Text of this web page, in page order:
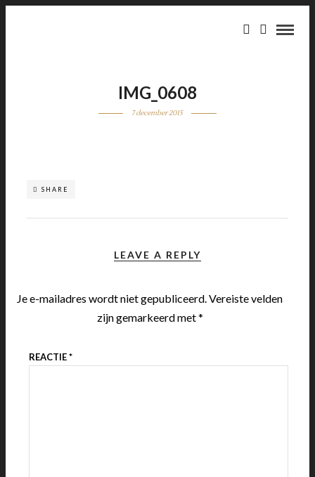
IMG_0608
7 december 2015
SHARE
LEAVE A REPLY
Je e-mailadres wordt niet gepubliceerd.Vereiste velden
zijn gemarkeerd met*
REACTIE*